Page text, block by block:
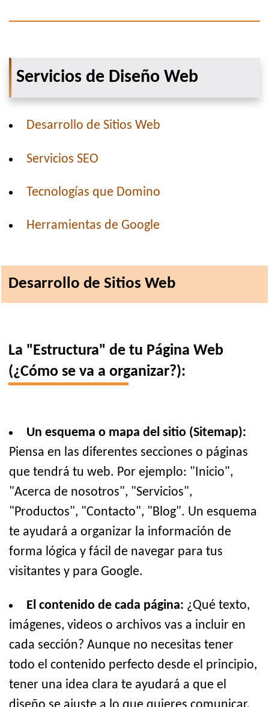
Servicios de Diseño Web
Desarrollo de Sitios Web
Servicios SEO
Tecnologías que Domino
Herramientas de Google
Desarrollo de Sitios Web
La "Estructura" de tu Página Web
(¿Cómo se va a organizar?):
Un esquema o mapa del sitio (Sitemap):
Piensa en las diferentes secciones o páginas
que tendrá tu web. Por ejemplo: "Inicio",
"Acerca de nosotros", "Servicios",
"Productos", "Contacto", "Blog". Un esquema
te ayudará a organizar la información de
forma lógica y fácil de navegar para tus
visitantes y para Google.
El contenido de cada página: ¿Qué texto,
imágenes, videos o archivos vas a incluir en
cada sección? Aunque no necesitas tener
todo el contenido perfecto desde el principio,
tener una idea clara te ayudará a que el